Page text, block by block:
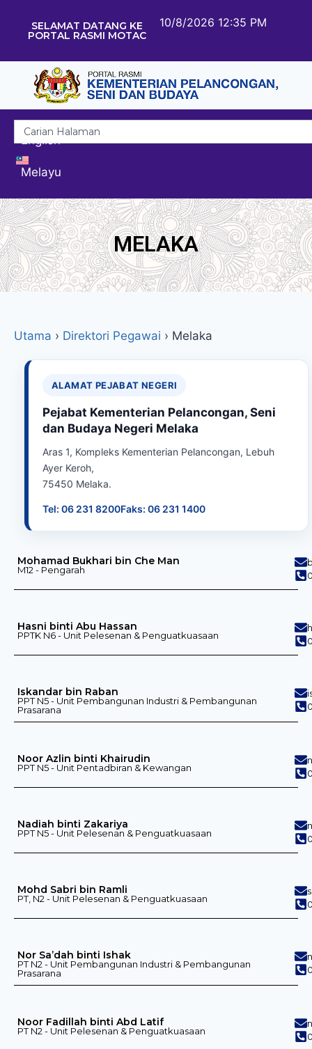
SELAMAT DATANG KE
PORTAL RASMI MOTAC
10/8/2026 12:35 PM
English
Melayu
MELAKA
Utama › Direktori Pegawai › Melaka
ALAMAT PEJABAT NEGERI
Pejabat Kementerian Pelancongan, Seni
dan Budaya Negeri Melaka
Aras 1, Kompleks Kementerian Pelancongan, Lebuh
Ayer Keroh,
75450 Melaka.
Tel: 06 231 8200Faks: 06 231 1400
Mohamad Bukhari bin Che Man
M12 - Pengarah
Hasni binti Abu Hassan
PPTK N6 - Unit Pelesenan & Penguatkuasaan
Iskandar bin Raban
PPT N5 - Unit Pembangunan Industri & Pembangunan
Prasarana
Noor Azlin binti Khairudin
PPT N5 - Unit Pentadbiran & Kewangan
Nadiah binti Zakariya
PPT N5 - Unit Pelesenan & Penguatkuasaan
Mohd Sabri bin Ramli
PT, N2 - Unit Pelesenan & Penguatkuasaan
Nor Sa’dah binti Ishak
PT N2 - Unit Pembangunan Industri & Pembangunan
Prasarana
Noor Fadillah binti Abd Latif
PT N2 - Unit Pelesenan & Penguatkuasaan